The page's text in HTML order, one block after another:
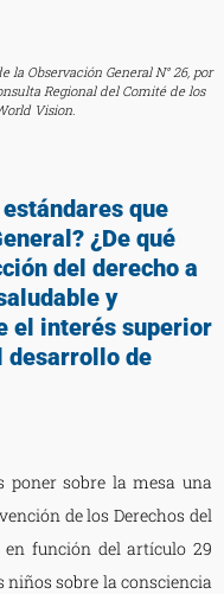
la Observación General N° 26, por
Regional del Comité de los
Vision.
que
¿De qué
del derecho a
y
el interés superior
desarrollo de
poner sobre la mesa una
de los Derechos del
en función del artículo 29
sobre la consciencia